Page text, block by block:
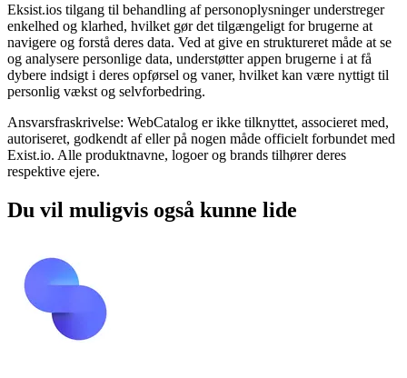
Eksist.ios tilgang til behandling af personoplysninger understreger
enkelhed og klarhed, hvilket gør det tilgængeligt for brugerne at
navigere og forstå deres data. Ved at give en struktureret måde at se
og analysere personlige data, understøtter appen brugerne i at få
dybere indsigt i deres opførsel og vaner, hvilket kan være nyttigt til
personlig vækst og selvforbedring.
Ansvarsfraskrivelse: WebCatalog er ikke tilknyttet, associeret med,
autoriseret, godkendt af eller på nogen måde officielt forbundet med
Exist.io. Alle produktnavne, logoer og brands tilhører deres
respektive ejere.
Du vil muligvis også kunne lide